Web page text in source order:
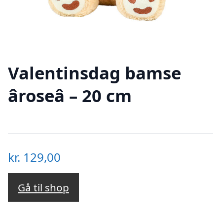
Valentinsdag bamse
âroseâ – 20 cm
kr. 129,00
Gå til shop